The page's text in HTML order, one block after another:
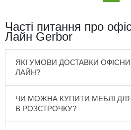
Часті питання про
Лайн Gerbor
ЯКІ УМОВИ ДОСТАВКИ
ЛАЙН?
ЧИ МОЖНА КУПИТИ МЕБЛІ
В РОЗСТРОЧКУ?